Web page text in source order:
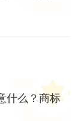
什么？商标